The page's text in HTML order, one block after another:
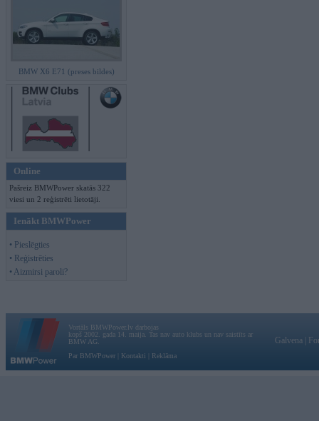
BMW X6 E71 (preses bildes)
Online
Pašreiz BMWPower skatās 322
viesi un 2 reģistrēti lietotāji.
Ienākt BMWPower
• Pieslēgties
• Reģistrēties
• Aizmirsi paroli?
Vortāls BMWPower.lv darbojas
kopš 2002. gada 14. maija. Tas nav auto klubs un nav saistīts ar
BMW AG.
Par BMWPower
Kontakti Reklāma
Galvena